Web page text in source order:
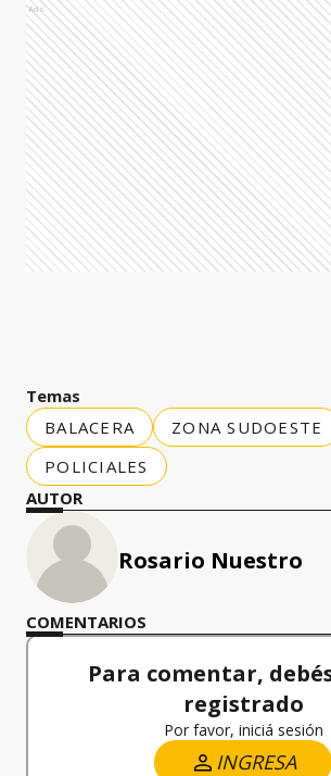
Ads
Temas
BALACERA
ZONA SUDOESTE
POLICIALES
AUTOR
Rosario Nuestro
COMENTARIOS
Para comentar,
registrado
Por favor, iniciá sesión
INGRESA